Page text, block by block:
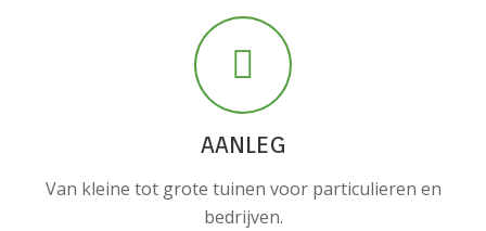
AANLEG
Van kleine tot grote tuinen voor particulieren en
bedrijven.